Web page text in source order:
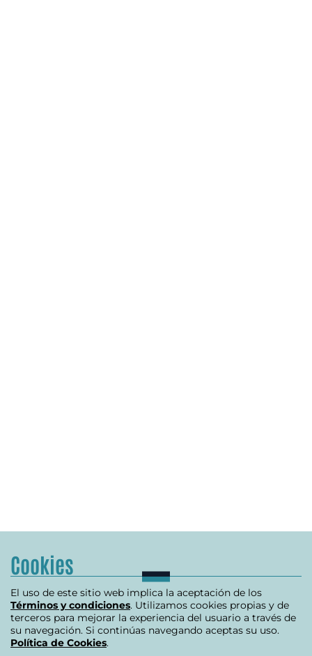
Cookies
El uso de este sitio web implica la aceptación de los
Términos y condiciones. Utilizamos cookies propias y de
terceros para mejorar la experiencia del usuario a través de
su navegación. Si continúas navegando aceptas su uso.
Política de Cookies.